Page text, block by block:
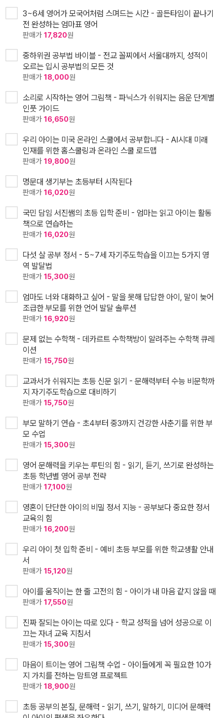
3~6세 영어가 모국어처럼 스며드는 시간 - 골든타임이 끝나기
전 완성하는 엄마표 영어
판매가 17,820원
중하위권 공부법 바이블 - 전교 꼴찌에서 서울대까지, 성적이
오르는 입시 공부법의 모든 것
판매가 18,000원
소리로 시작하는 영어 그림책 - 파닉스가 쉬워지는 음운 단계별
인풋 가이드
판매가 16,650원
우리 아이는 미국 온라인 스쿨에서 공부합니다 - AI시대 미래
인재를 위한 홈스쿨링과 온라인 스쿨 로드맵
판매가 19,800원
명문대 생기부는 초등부터 시작된다
판매가 16,020원
국민 담임 서진쌤의 초등 입학 준비 - 엄마는 읽고 아이는 활동
책으로 연습하는
판매가 16,020원
다섯 살 공부 정서 - 5~7세 자기주도학습을 이끄는 5가지 영
역 발달법
판매가 15,300원
엄마도 너와 대화하고 싶어 - 말을 못해 답답한 아이, 말이 늦어
조급한 부모를 위한 언어 발달 솔루션
판매가 16,920원
문제 없는 수학책 - 데카르트 수학책방이 알려주는 수학책 큐레
이션
판매가 15,750원
교과서가 쉬워지는 초등 신문 읽기 - 문해력부터 수능 비문학까
지 자기주도학습으로 대비하기
판매가 15,750원
부모 말하기 연습 - 초4부터 중3까지 건강한 사춘기를 위한 부
모 수업
판매가 15,300원
영어 문해력을 키우는 루틴의 힘 - 읽기, 듣기, 쓰기로 완성하는
초등 학년별 영어 공부 전략
판매가 17,100원
영혼이 단단한 아이의 비밀 정서 지능 - 공부보다 중요한 정서
교육의 힘
판매가 16,200원
우리 아이 첫 입학 준비 - 예비 초등 부모를 위한 학교생활 안내
서
판매가 15,120원
아이를 움직이는 한 줄 고전의 힘 - 아이가 내 마음 같지 않을 때
판매가 17,550원
진짜 잘되는 아이는 따로 있다 - 학교 성적을 넘어 성공으로 이
끄는 자녀 교육 지침서
판매가 15,300원
마음이 트이는 영어 그림책 수업 - 아이들에게 꼭 필요한 10가
지 가치를 전하는 맘트영 프로젝트
판매가 18,900원
초등 공부의 본질, 문해력 - 읽기, 쓰기, 말하기, 미디어 문해력